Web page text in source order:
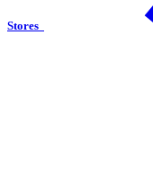
Stores